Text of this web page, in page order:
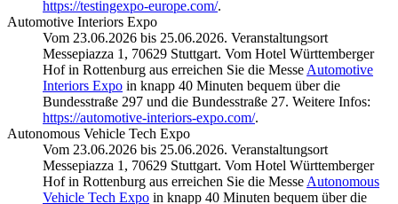
https://testingexpo-europe.com/.
Automotive Interiors Expo
Vom 23.06.2026 bis 25.06.2026. Veranstaltungsort
Messepiazza 1, 70629 Stuttgart. Vom Hotel Württemberger
Hof in Rottenburg aus erreichen Sie die Messe Automotive
Interiors Expo in knapp 40 Minuten bequem über die
Bundesstraße 297 und die Bundesstraße 27. Weitere Infos:
https://automotive-interiors-expo.com/.
Autonomous Vehicle Tech Expo
Vom 23.06.2026 bis 25.06.2026. Veranstaltungsort
Messepiazza 1, 70629 Stuttgart. Vom Hotel Württemberger
Hof in Rottenburg aus erreichen Sie die Messe Autonomous
Vehicle Tech Expo in knapp 40 Minuten bequem über die